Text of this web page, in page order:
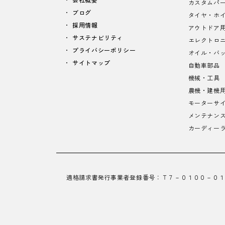
ブログ
採用情報
サステナビリティ
プライバシーポリシー
サイトマップ
カスタムパ
タイヤ・ホ
アウトドア
エレクトロ
オイル・バ
自動車部品
機械・工具
農機・建機
モーターサ
メンテナン
カーディー
適格請求書発行事業者登録番号： Ｔ７－０１００－０